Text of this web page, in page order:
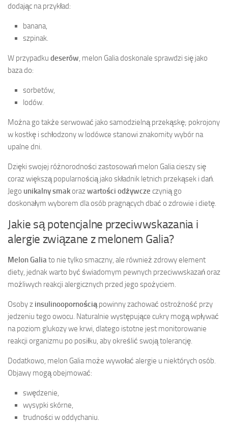
dodając na przykład:
banana,
szpinak.
W przypadku deserów, melon Galia doskonale sprawdzi się jako
baza do:
sorbetów,
lodów.
Można go także serwować jako samodzielną przekąskę; pokrojony
w kostkę i schłodzony w lodówce stanowi znakomity wybór na
upalne dni.
Dzięki swojej różnorodności zastosowań melon Galia cieszy się
coraz większą popularnością jako składnik letnich przekąsek i dań.
Jego unikalny smakorazwartości odżywcze czynią go
doskonałym wyborem dla osób pragnących dbać o zdrowie i dietę.
Jakie są potencjalne przeciwwskazania i
alergie związane z melonem Galia?
Melon Galiato nie tylko smaczny, ale również zdrowy element
diety, jednak warto być świadomym pewnych przeciwwskazań oraz
możliwych reakcji alergicznych przed jego spożyciem.
Osoby z insulinoopornościąpowinny zachować ostrożność przy
jedzeniu tego owocu. Naturalnie występujące cukry mogą wpływać
na poziom glukozy we krwi, dlatego istotne jest monitorowanie
reakcji organizmu po posiłku, aby określić swoją tolerancję.
Dodatkowo, melon Galia może wywołać alergie u niektórych osób.
Objawy mogą obejmować:
swędzenie,
wysypki skórne,
trudności w oddychaniu.